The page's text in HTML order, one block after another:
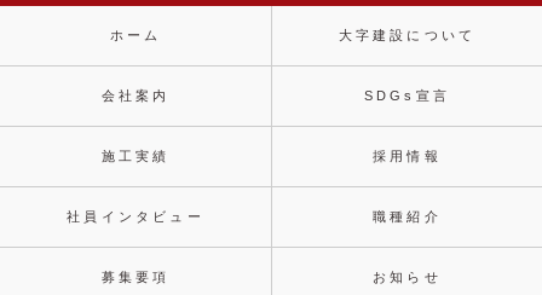
ホーム 大字建設について
会社案内 SDGs宣言
施工実績 採用情報
社員インタビュー 職種紹介
募集要項 お知らせ